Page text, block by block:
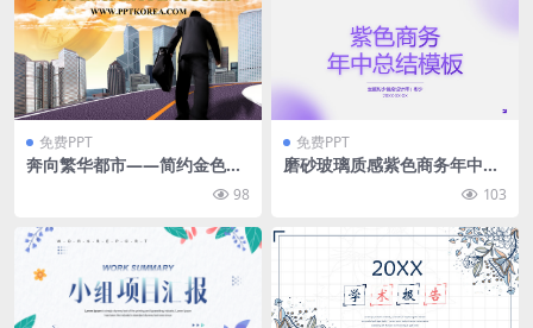
免费PPT
奔向繁华都市——简约金色商
98
免费PPT
磨砂玻璃质感紫色商务年中总
103